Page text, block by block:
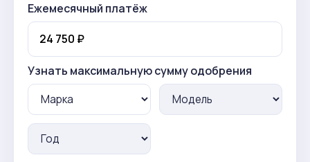
Ежемесячный платёж
Узнать максимальную сумму одобрения